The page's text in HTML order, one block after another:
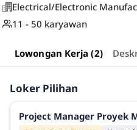
Electrical/Electronic
11 - 50 karyawan
Lowongan Kerja (2)
Loker Pilihan
Project Manager Proyek